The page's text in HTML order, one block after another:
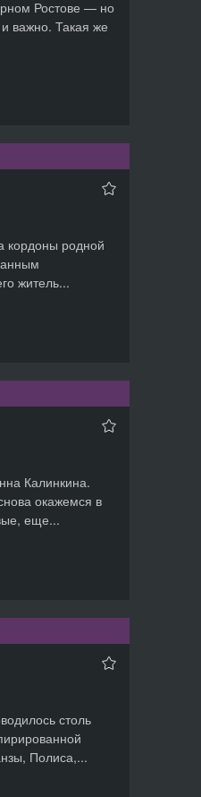
Ростове — но
важно. Такая же
кордоны родной
житель...
Калинкина.
окажемся в
еще...
столь
Полиса,...